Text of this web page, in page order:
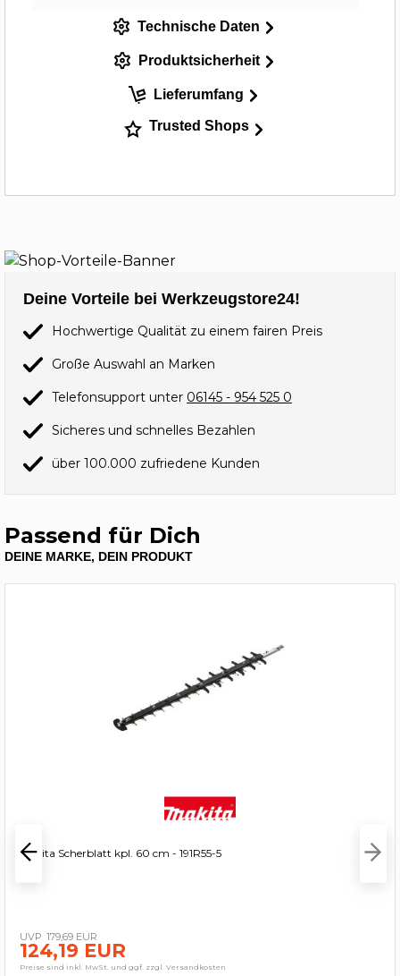
Technische Daten
Produktsicherheit
Lieferumfang
Trusted Shops
Deine Vorteile bei Werkzeugstore24!
Hochwertige Qualität zu einem fairen Preis
Große Auswahl an Marken
Telefonsupport unter 06145 - 954 525 0
Sicheres und schnelles Bezahlen
über 100.000 zufriedene Kunden
Passend für Dich
DEINE MARKE, DEIN PRODUKT
Makita Scherblatt kpl. 60 cm - 191R55-5
179,69 EUR
124,19 EUR
Preise sind inkl. MwSt. und ggf. zzgl. Versandkosten